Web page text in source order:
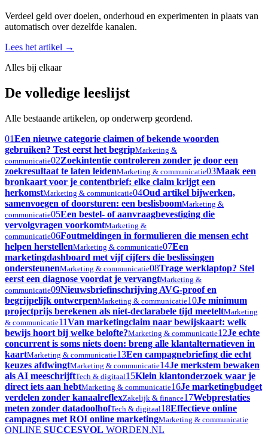
Verdeel geld over doelen, onderhoud en experimenten in plaats van
automatisch over dezelfde kanalen.
Lees het artikel →
Alles bij elkaar
De volledige leeslijst
Alle bestaande artikelen, op onderwerp geordend.
01Een nieuwe categorie claimen of bekende woorden
gebruiken? Test eerst het begripMarketing &
communicatie02Zoekintentie controleren zonder je door een
zoekresultaat te laten leidenMarketing & communicatie03Maak een
bronkaart voor je contentbrief: elke claim krijgt een
herkomstMarketing & communicatie04Oud artikel bijwerken,
samenvoegen of doorsturen: een beslisboomMarketing &
communicatie05Een bestel- of aanvraagbevestiging die
vervolgvragen voorkomtMarketing &
communicatie06Foutmeldingen in formulieren die mensen echt
helpen herstellenMarketing & communicatie07Een
marketingdashboard met vijf cijfers die beslissingen
ondersteunenMarketing & communicatie08Trage werklaptop? Stel
eerst een diagnose voordat je vervangtMarketing &
communicatie09Nieuwsbriefinschrijving AVG-proof en
begrijpelijk ontwerpenMarketing & communicatie10Je minimum
projectprijs berekenen als niet-declarabele tijd meeteltMarketing
& communicatie11Van marketingclaim naar bewijskaart: welk
bewijs hoort bij welke belofte?Marketing & communicatie12Je echte
concurrent is soms niets doen: breng alle klantalternatieven in
kaartMarketing & communicatie13Een campagnebriefing die echt
keuzes afdwingtMarketing & communicatie14Je merkstem bewaken
als AI meeschrijftTech & digitaal15Klein klantonderzoek waar je
direct iets aan hebtMarketing & communicatie16Je marketingbudget
verdelen zonder kanaalreflexZakelijk & finance17Webprestaties
meten zonder datadoolhofTech & digitaal18Effectieve online
campagnes met ROI online marketingMarketing & communicatie
ONLINE SUCCESVOL WORDEN.NL